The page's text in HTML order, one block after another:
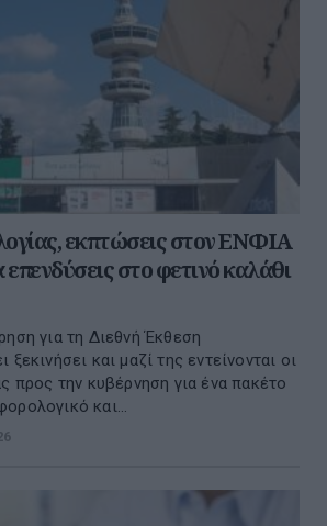
εκπτώσεις στον ΕΝΦΙΑ
επενδύσεις στο φετινό καλάθι
για τη Διεθνή Έκθεση
ξεκινήσει και μαζί της εντείνονται οι
προς την κυβέρνηση για ένα πακέτο
και...